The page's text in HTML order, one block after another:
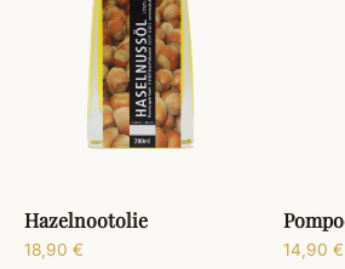
Hazelnootolie
18,90 €
14,90 €